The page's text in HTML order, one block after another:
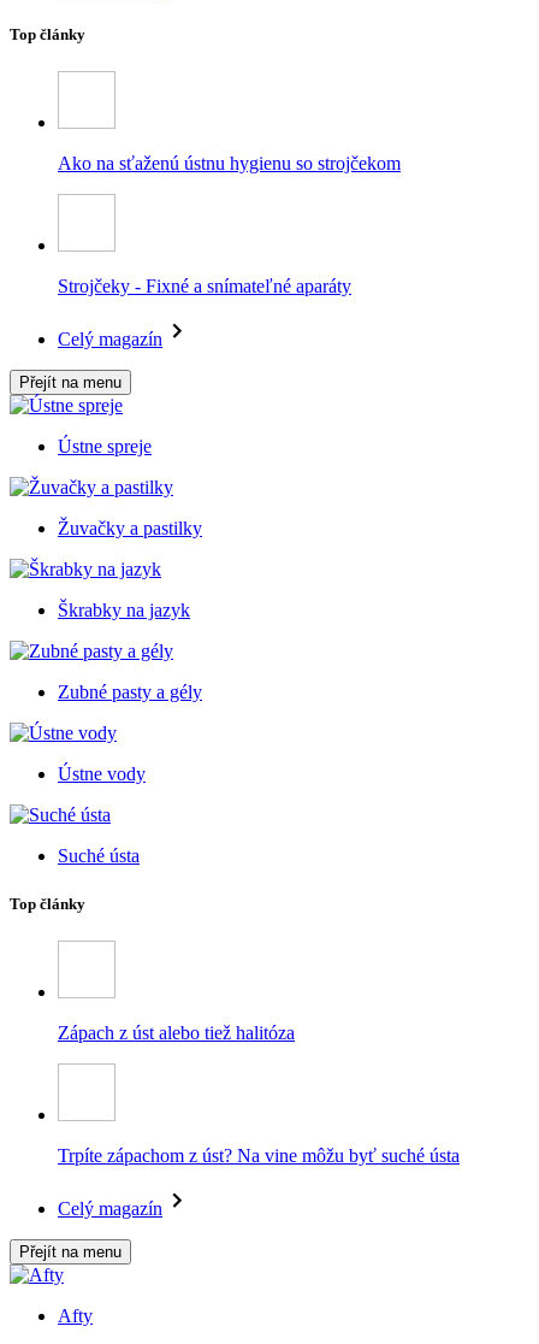
Top články
Ako na sťaženú ústnu hygienu so strojčekom
Strojčeky - Fixné a snímateľné aparáty
Celý magazín
Přejít na menu
Ústne spreje
Žuvačky a pastilky
Škrabky na jazyk
Zubné pasty a gély
Ústne vody
Suché ústa
Top články
Zápach z úst alebo tiež halitóza
Trpíte zápachom z úst? Na vine môžu byť suché ústa
Celý magazín
Přejít na menu
Afty